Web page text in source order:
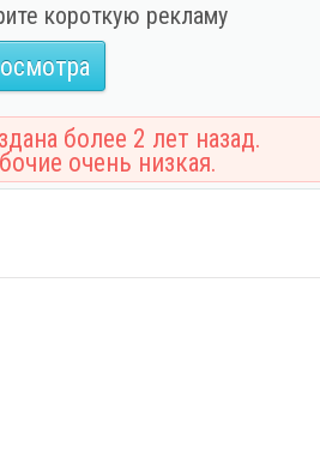
короткую рекламу
более 2 лет назад.
очень низкая.